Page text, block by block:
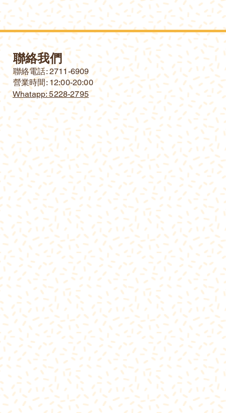
聯絡我們
​聯絡電話: 2711-6909
營業時間: 12:00-20:00
Whatapp: 5228-2795